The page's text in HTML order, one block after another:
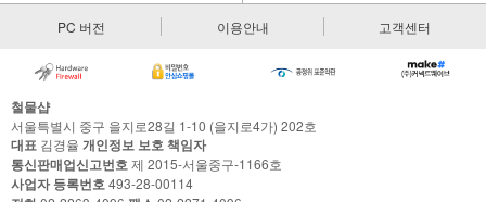
PC 버전 이용안내 고객센터
철물샵
서울특별시 중구 을지로28길 1-10 (을지로4가) 202호
대표 김경율 개인정보 보호 책임자
통신판매업신고번호제 2015-서울중구-1166호
사업자 등록번호493-28-00114